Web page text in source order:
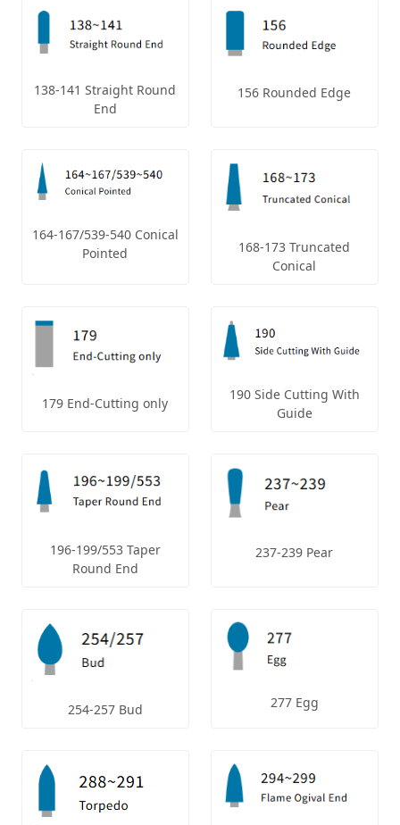
138-141 Straight Round
End
156 Rounded Edge
164-167/539-540 Conical
Pointed
168-173 Truncated
Conical
179 End-Cutting only
190 Side Cutting With
Guide
196-199/553 Taper
Round End
237-239 Pear
254-257 Bud 277 Egg